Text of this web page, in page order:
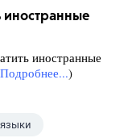
иностранные
иностранные
Подробнее...)